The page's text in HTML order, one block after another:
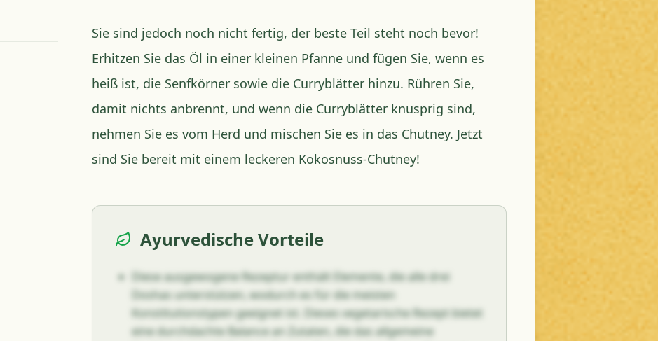
Sie sind jedoch noch nicht fertig, der beste Teil steht noch bevor!
Erhitzen Sie das Öl in einer kleinen Pfanne und fügen Sie, wenn es
heiß ist, die Senfkörner sowie die Curryblätter hinzu. Rühren Sie,
damit nichts anbrennt, und wenn die Curryblätter knusprig sind,
nehmen Sie es vom Herd und mischen Sie es in das Chutney. Jetzt
sind Sie bereit mit einem leckeren Kokosnuss-Chutney!
Ayurvedische Vorteile
Diese ausgewogene Rezeptur enthält Elemente, die alle drei
Doshas unterstützen, wodurch es für die meisten
Konstitutionstypen geeignet ist. Dieses vegetarische Rezept bietet
eine durchdachte Balance an Zutaten, die das allgemeine